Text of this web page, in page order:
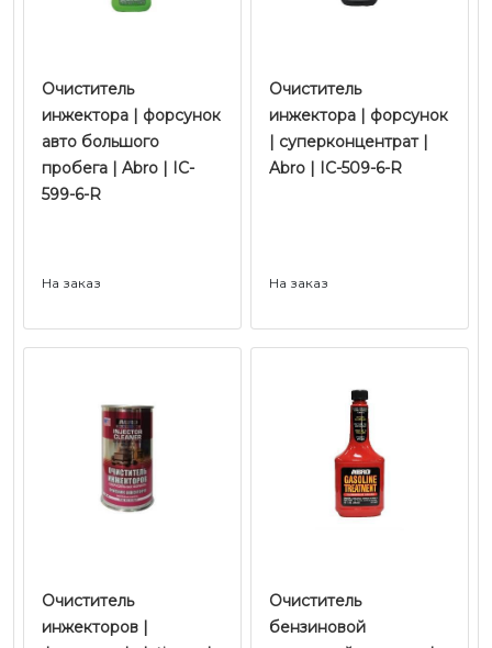
Очиститель
инжектора | форсунок
авто большого
пробега | Abro | IC-
599-6-R
На заказ
Очиститель
инжектора | форcунок
| суперконцентрат |
Abro | IC-509-6-R
На заказ
Очиститель
инжекторов |
Очиститель
бензиновой